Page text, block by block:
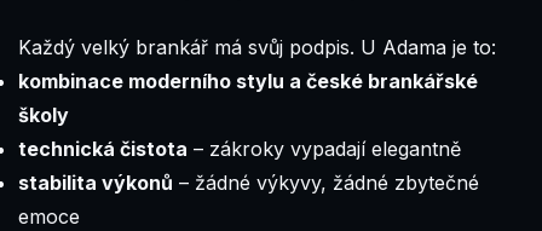
Každý velký brankář má svůj podpis. U Adama je to:
kombinace moderního stylu a české brankářské
školy
technická čistota – zákroky vypadají elegantně
stabilita výkonů – žádné výkyvy, žádné zbytečné
emoce